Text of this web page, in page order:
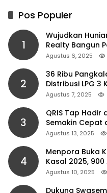
Pos Populer
1
Wujudkan
Realty Bangun
Agustus 6, 2025
2
36 Ribu
Distribusi LPG 3
Agustus 7, 2025
3
QRIS Tap Hadir
Semakin Cepat
NFC
Agustus 13, 2025
4
Menpora Buka
Kasal 2025,
Agustus 10, 2025
Dukung